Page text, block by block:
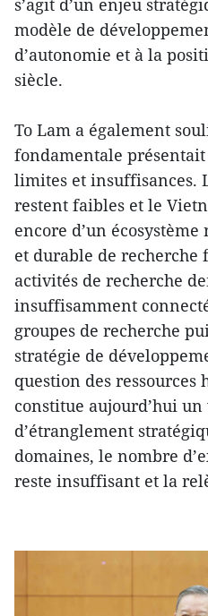
modèle de
d’autonomie et à la
siècle.
To Lam a également
fondamentale
limites et insuffisances.
restent faibles et le
encore d’un
et durable de recherche
activités de recherche
insuffisamment
groupes de recherche
stratégie de
question des
constitue aujourd’hui
d’étranglement
domaines, le nombre
reste insuffisant et la